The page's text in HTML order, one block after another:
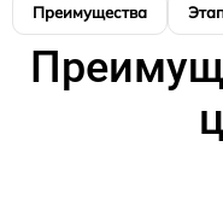
Преимущества